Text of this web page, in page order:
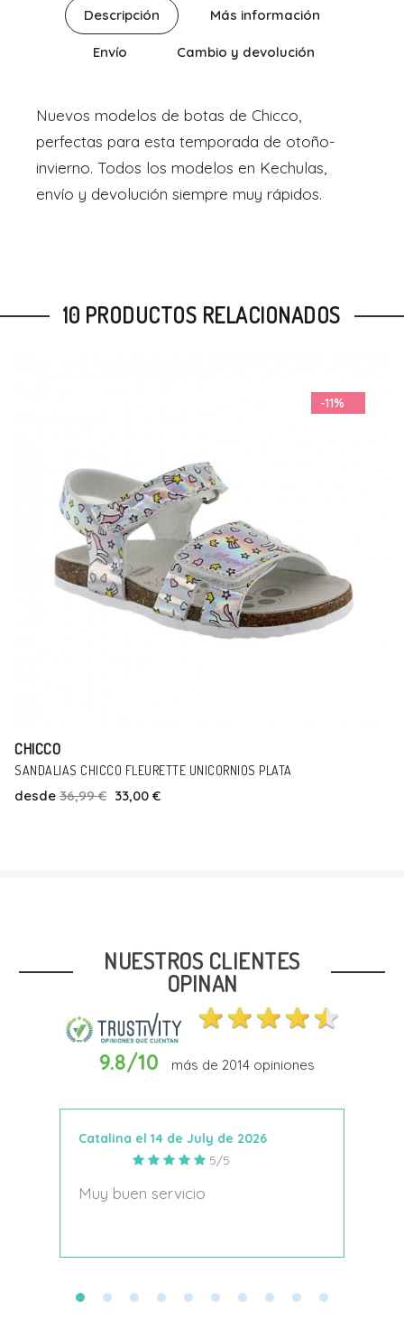
Descripción Más información
Envío Cambio y devolución
Nuevos modelos de botas de Chicco,
perfectas para esta temporada de otoño-
invierno. Todos los modelos en Kechulas,
envío y devolución siempre muy rápidos.
10 PRODUCTOS RELACIONADOS
-16%
CHICCO
BOTINES CHICCO CONTA FRUTTA GRIS
desde 42,99 € 36,00 €
NUESTROS CLIENTES
OPINAN
9.8/10 más de 2014opiniones
Catalina el 14 de July de 2026
5/5
Muy buen servicio